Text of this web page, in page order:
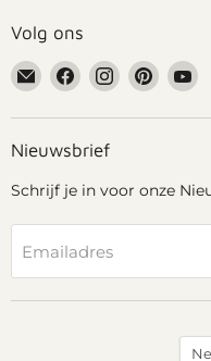
Volg ons
Email
Grennn
Vind
ons
op
Facebook
Vind
ons
op
Vind
ons
op
Nieuwsbrief
Schrijf je in voor onze
Emailadres